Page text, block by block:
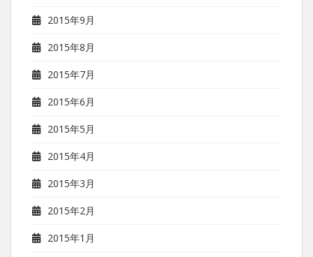
2015年9月
2015年8月
2015年7月
2015年6月
2015年5月
2015年4月
2015年3月
2015年2月
2015年1月